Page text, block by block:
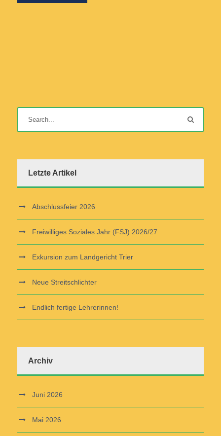
Letzte Artikel
Abschlussfeier 2026
Freiwilliges Soziales Jahr (FSJ) 2026/27
Exkursion zum Landgericht Trier
Neue Streitschlichter
Endlich fertige Lehrerinnen!
Archiv
Juni 2026
Mai 2026